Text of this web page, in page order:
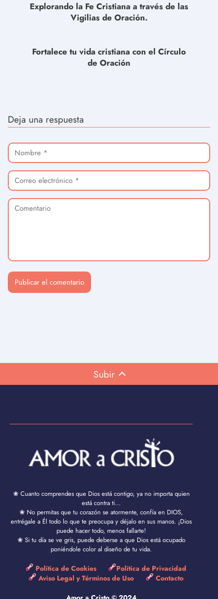
Explorando la Fe Cristiana a través de las
Vigilias de Oración.
Fortalece tu vida cristiana con el Círculo
de Oración
Deja una respuesta
Subir
❀ Cuanto comprendes que Dios está contigo, ya no importa quien
está contra ti...
❀ No permitas que tu corazón se atormente, confía en DIOS,
entrégale a Él todo lo que te preocupa y déjalo en sus manos. ¡Dios
puede hacer todo, menos fallarte!
❀ Si tu día se ve gris, puede deberse a que Dios está ocupado
poniéndole color al diseño de tu vida.
Política de Cookies
Política de Privacidad
Aviso Legal y Términos de Uso
Contacto